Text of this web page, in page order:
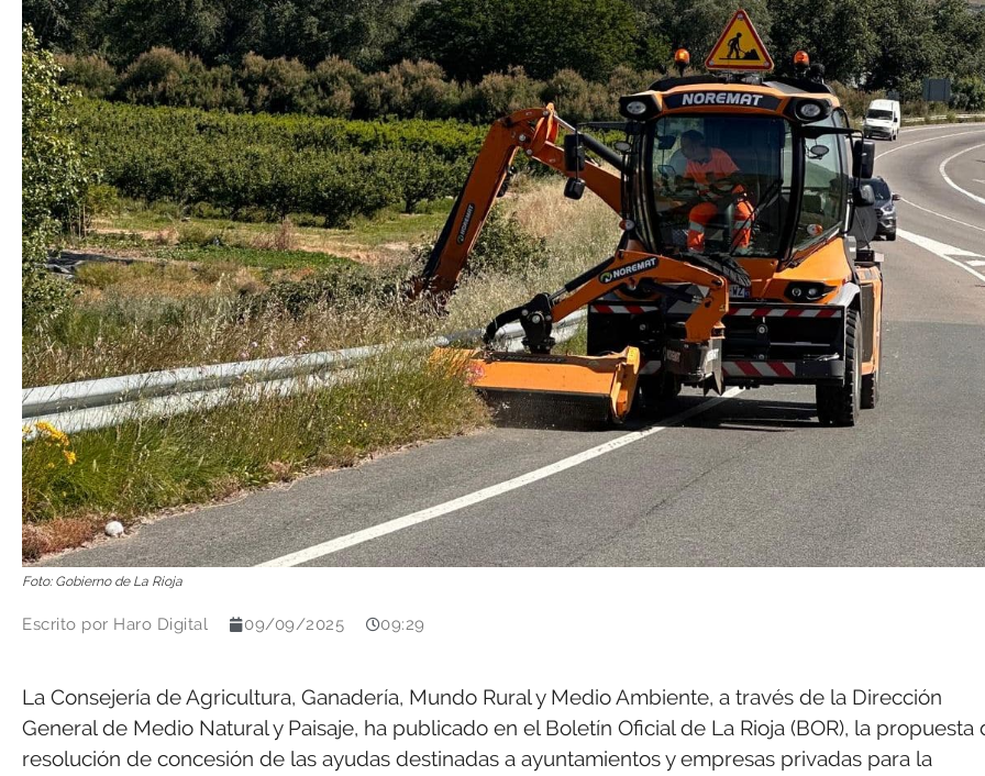
Foto: Gobierno de La Rioja
Escrito por Haro Digital 09/09/2025 09:29
La Consejería de Agricultura, Ganadería, Mundo Rural y Medio Ambiente, a través de la Dirección
General de Medio Natural y Paisaje, ha publicado en el Boletín Oficial de La Rioja (BOR), la propuesta
resolución de concesión de las ayudas destinadas a ayuntamientos y empresas privadas para la